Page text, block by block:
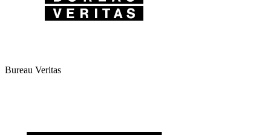
Bureau Veritas